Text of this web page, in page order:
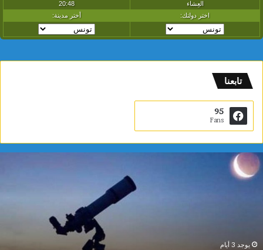
تابعنا
95
Fans
مدينة
العلوم:
فلكيًا
ربيع يوجد 3 أيام